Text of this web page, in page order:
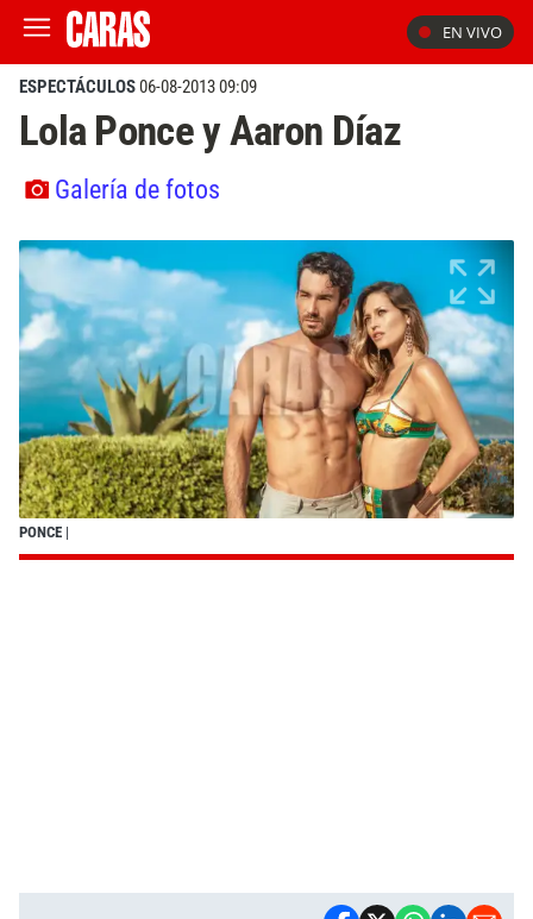
EN VIVO
ESPECTÁCULOS06-08-2013 09:09
Lola Ponce y Aaron Díaz
Galería de fotos
PONCE |